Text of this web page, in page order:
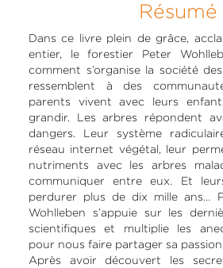
Résumé
Dans ce livre plein de grâce,
entier, le forestier Peter
comment s’organise la société
ressemblent à des
parents vivent avec leurs
grandir. Les arbres répondent
dangers. Leur système
réseau internet végétal, leur
nutriments avec les arbres
communiquer entre eux. Et
perdurer plus de dix mille ans…
Wohlleben s’appuie sur les
scientifiques et multiplie les
pour nous faire partager sa
Après avoir découvert les